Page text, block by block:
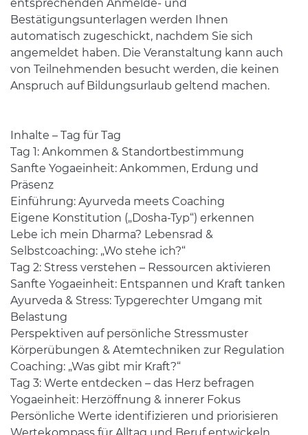
entsprechenden Anmelde- und
Bestätigungsunterlagen werden Ihnen
automatisch zugeschickt, nachdem Sie sich
angemeldet haben. Die Veranstaltung kann auch
von Teilnehmenden besucht werden, die keinen
Anspruch auf Bildungsurlaub geltend machen.
Inhalte – Tag für Tag
Tag 1: Ankommen & Standortbestimmung
Sanfte Yogaeinheit: Ankommen, Erdung und
Präsenz
Einführung: Ayurveda meets Coaching
Eigene Konstitution („Dosha-Typ“) erkennen
Lebe ich mein Dharma? Lebensrad &
Selbstcoaching: „Wo stehe ich?“
Tag 2: Stress verstehen – Ressourcen aktivieren
Sanfte Yogaeinheit: Entspannen und Kraft tanken
Ayurveda & Stress: Typgerechter Umgang mit
Belastung
Perspektiven auf persönliche Stressmuster
Körperübungen & Atemtechniken zur Regulation
Coaching: „Was gibt mir Kraft?“
Tag 3: Werte entdecken – das Herz befragen
Yogaeinheit: Herzöffnung & innerer Fokus
Persönliche Werte identifizieren und priorisieren